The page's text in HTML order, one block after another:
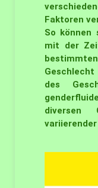
Faktoren
So können
mit der
des
diversen